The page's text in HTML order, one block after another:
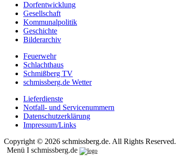
Dorfentwicklung
Gesellschaft
Kommunalpolitik
Geschichte
Bilderarchiv
Feuerwehr
Schlachthaus
Schmißberg TV
schmissberg.de Wetter
Lieferdienste
Notfall- und Servicenummern
Datenschutzerklärung
Impressum/Links
Copyright © 2026 schmissberg.de. All Rights Reserved.
Menü I schmissberg.de